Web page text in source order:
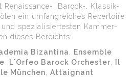
, Barock-, Klassik-
ein umfangreiches Repertoire
spezialisiertesten Kammer-
dieses Bereichts:
Bizantina
Ensemble
L´Orfeo Barock Orchester
Il
München
Attaignant